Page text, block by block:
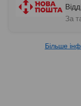
За
Більше